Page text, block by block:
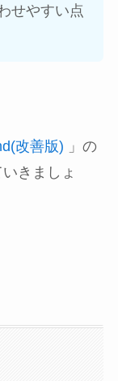
せやすい点
改善版) 」の
きましょ